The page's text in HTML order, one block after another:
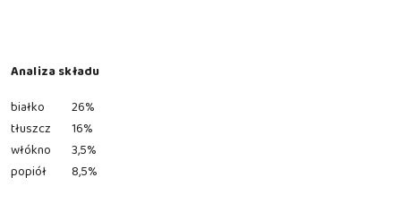
Analiza składu
białko 26%
tłuszcz
16%
włókno
3,5%
popiół
8,5%